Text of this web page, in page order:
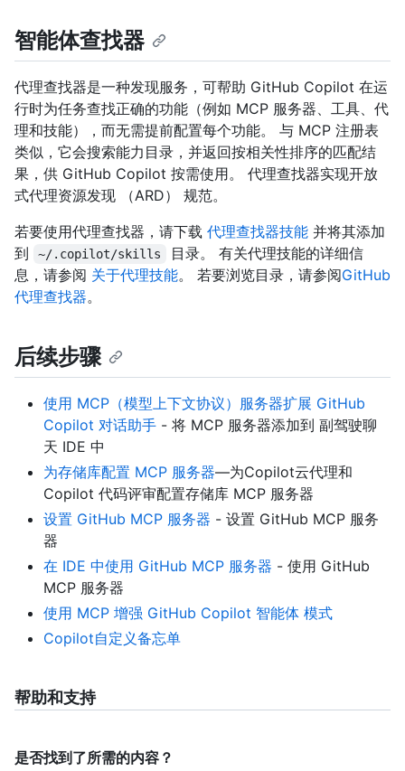
智能体查找器
代理查找器是一种发现服务，可帮助 GitHub Copilot 在运
行时为任务查找正确的功能（例如 MCP 服务器、工具、代
理和技能），而无需提前配置每个功能。 与 MCP 注册表
类似，它会搜索能力目录，并返回按相关性排序的匹配结
果，供 GitHub Copilot 按需使用。 代理查找器实现开放
式代理资源发现 （ARD） 规范。
若要使用代理查找器，请下载 代理查找器技能 并将其添加
到
~/.copilot/skills
目录。 有关代理技能的详细信
息，请参阅 关于代理技能。 若要浏览目录，请参阅GitHub
代理查找器。
后续步骤
使用 MCP（模型上下文协议）服务器扩展 GitHub
Copilot 对话助手 - 将 MCP 服务器添加到 副驾驶聊
天 IDE 中
为存储库配置 MCP 服务器—为Copilot云代理和
Copilot 代码评审配置存储库 MCP 服务器
设置 GitHub MCP 服务器 - 设置 GitHub MCP 服务
器
在 IDE 中使用 GitHub MCP 服务器 - 使用 GitHub
MCP 服务器
使用 MCP 增强 GitHub Copilot 智能体 模式
Copilot自定义备忘单
帮助和支持
是否找到了所需的内容？